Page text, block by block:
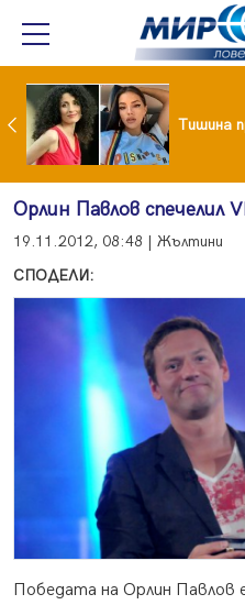
От 9 август цените на етикетите само в евро
Орлин Павлов спечелил
19.11.2012, 08:48 | Жълтини
СПОДЕЛИ:
Победата на Орлин Павлов е